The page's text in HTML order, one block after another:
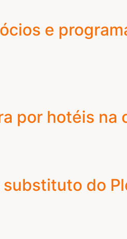
e
por hotéis na
do